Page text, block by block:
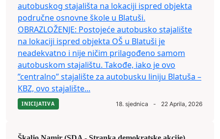
autobuskog stajališta na lokaciji ispred objekta
područne osnovne škole u Blatuši.
OBRAZLOŽENJE: Postojeće autobusko stajalište
na lokaciji ispred objekta OŠ u Blatuši je
neadekvatno i nije ničim prilagođeno samom
autobuskom stajalištu. Takođe, iako je ovo
”centralno” stajalište za autobusku liniju Blatuša –
KBZ, ovo stajalište...
INICIJATIVA 18. sjednica - 22 Aprila, 2026